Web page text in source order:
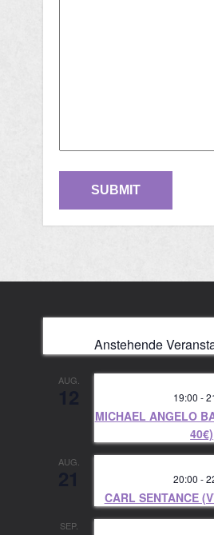
Anstehende
AUG.
19:00 -
MICHAEL ANGELO
40€)
AUG.
20:00 -
CARL SENTANCE
SEP.